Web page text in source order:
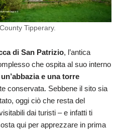
Tipperary.
di San Patrizio, l’antica
che ospita al suo interno
e una torre
conservata. Sebbene il sito sia
oggi ciò che resta del
dai turisti – e infatti ti
qui per apprezzare in prima